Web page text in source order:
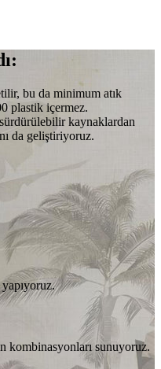
bu da minimum atık
plastik içermez.
kaynaklardan
da geliştiriyoruz.
kombinasyonları sunuyoruz.